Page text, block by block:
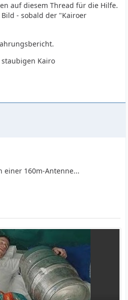
auf diesem Thread für die Hilfe.
- sobald der "Kairoer
Kairo
einer 160m-Antenne...